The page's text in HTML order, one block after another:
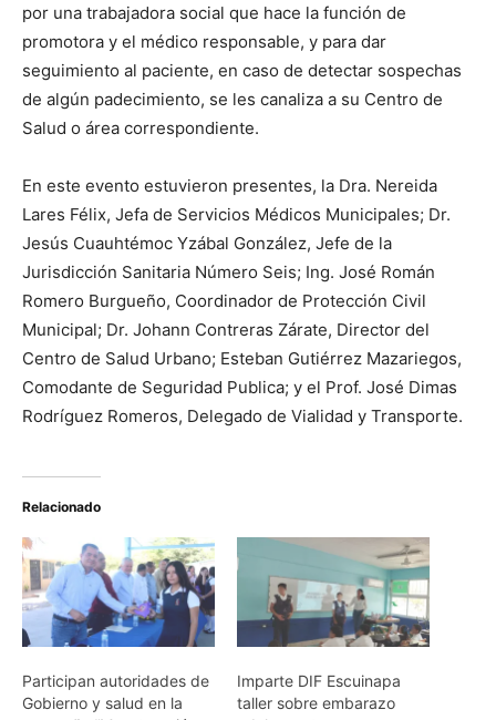
por una trabajadora social que hace la función de
promotora y el médico responsable, y para dar
seguimiento al paciente, en caso de detectar sospechas
de algún padecimiento, se les canaliza a su Centro de
Salud o área correspondiente.
En este evento estuvieron presentes, la Dra. Nereida
Lares Félix, Jefa de Servicios Médicos Municipales; Dr.
Jesús Cuauhtémoc Yzábal González, Jefe de la
Jurisdicción Sanitaria Número Seis; Ing. José Román
Romero Burgueño, Coordinador de Protección Civil
Municipal; Dr. Johann Contreras Zárate, Director del
Centro de Salud Urbano; Esteban Gutiérrez Mazariegos,
Comodante de Seguridad Publica; y el Prof. José Dimas
Rodríguez Romeros, Delegado de Vialidad y Transporte.
Relacionado
Participan autoridades de
Gobierno y salud en la
Imparte DIF Escuinapa
taller sobre embarazo